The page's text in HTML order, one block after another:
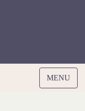
Toggle
navigation
MENU